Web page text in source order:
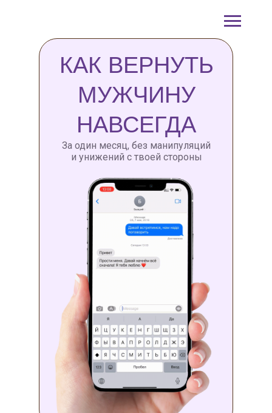
КАК ВЕРНУТЬ
МУЖЧИНУ
НАВСЕГДА
За один месяц, без манипуляций
и унижений с твоей стороны